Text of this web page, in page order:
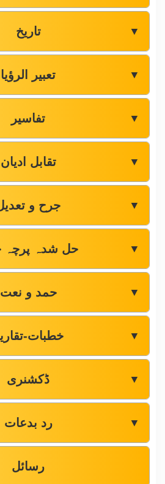
تاریخ ▼
تعبیر الرؤیا ▼
تفاسیر ▼
تقابل ادیان ▼
جرح و ▼
حل شدہ پرچہ ▼
حمد و نعت ▼
خطبات- ▼
ڈکشنری ▼
رد بدعات ▼
رسائل